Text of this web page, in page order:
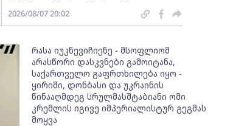
2026/08/07 20:02
რასა იუკნევიჩიენე - მსოფლიომ
არასწორი დასკვნები გამოიტანა,
საქართველო გაფრთხილება იყო -
ყირიმი, დონბასი და უკრაინის
წინააღმდეგ სრულმასშტაბიანი ომი
კრემლის იგივე იმპერიალისტურ გეგმას
მოყვა